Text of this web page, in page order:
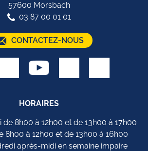
57600 Morsbach
03 87 00 01 01
CONTACTEZ-NOUS
HORAIRES
8h00 à 12h00 et de 13h00 à 17h00
8h00 à 12h00 et de 13h00 à 16h00
après-midi en semaine impaire